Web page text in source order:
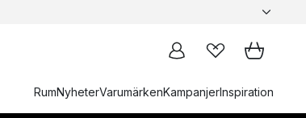
RumNyheterVarumärkenKampanjerInspiration